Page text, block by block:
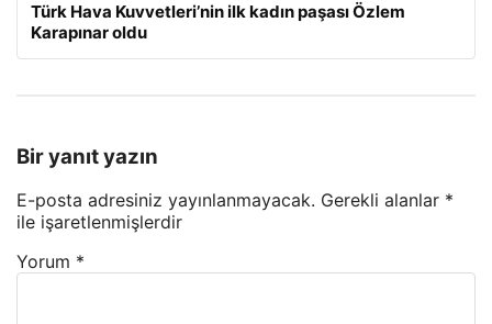
Türk Hava Kuvvetleri’nin ilk kadın paşası Özlem
Karapınar oldu
Bir yanıt yazın
E-posta adresiniz yayınlanmayacak. Gerekli alanlar *
ile işaretlenmişlerdir
Yorum *